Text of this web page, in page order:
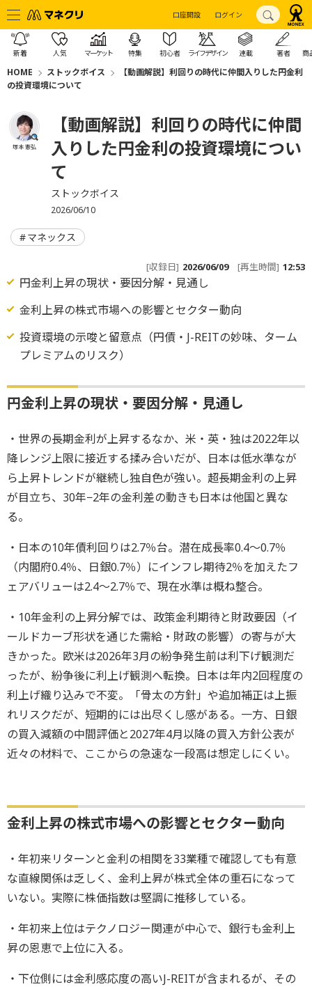
口座開設 ログイン
新着 人気 マーケット 特集 初心者 ライフデザイン 連載 著者 商
HOME ストックボイス
【動画解説】利回りの時代に仲間入りした円金利
の投資環境について
塚本 憲弘
【動画解説】利回りの時代に仲間
入りした円金利の投資環境につい
て
ストックボイス
2026/06/10
マネックス
[収録日] 2026/06/09 [再生時間] 12:53
円金利上昇の現状・要因分解・見通し
金利上昇の株式市場への影響とセクター動向
投資環境の示唆と留意点（円債・J-REITの妙味、ターム
プレミアムのリスク）
円金利上昇の現状・要因分解・見通し
・世界の長期金利が上昇するなか、米・英・独は2022年以
降レンジ上限に接近する揉み合いだが、日本は低水準なが
ら上昇トレンドが継続し独自色が強い。超長期金利の上昇
が目立ち、30年−2年の金利差の動きも日本は他国と異な
る。
・日本の10年債利回りは2.7％台。潜在成長率0.4～0.7％
（内閣府0.4％、日銀0.7％）にインフレ期待2％を加えたフ
ェアバリューは2.4～2.7％で、現在水準は概ね整合。
・10年金利の上昇分解では、政策金利期待と財政要因（イ
ールドカーブ形状を通じた需給・財政の影響）の寄与が大
きかった。欧米は2026年3月の紛争発生前は利下げ観測だ
ったが、紛争後に利上げ観測へ転換。日本は年内2回程度の
利上げ織り込みで不変。「骨太の方針」や追加補正は上振
れリスクだが、短期的には出尽くし感がある。一方、日銀
の買入減額の中間評価と2027年4月以降の買入方針公表が
近々の材料で、ここからの急速な一段高は想定しにくい。
金利上昇の株式市場への影響とセクター動向
・年初来リターンと金利の相関を33業種で確認しても有意
な直線関係は乏しく、金利上昇が株式全体の重石になって
いない。実際に株価指数は堅調に推移している。
・年初来上位はテクノロジー関連が中心で、銀行も金利上
昇の恩恵で上位に入る。
・下位側には金利感応度の高いJ-REITが含まれるが、その